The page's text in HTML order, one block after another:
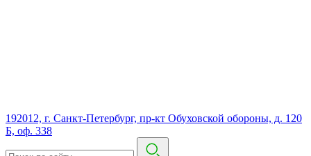
192012, г. Санкт-Петербург, пр-кт Обуховской обороны, д. 120
Б, оф. 338